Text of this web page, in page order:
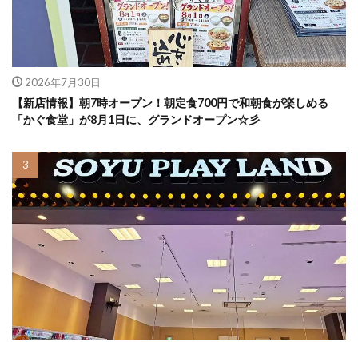
2026年7月30日
【新店情報】朝7時オープン！朝定食700円で和朝食が楽しめる
「かぐ食堂」が8月1日に、グランドオープン☆彡